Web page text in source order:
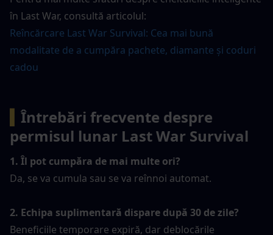
în Last War, consultă articolul:
Reîncărcare Last War Survival: Cea mai bună
modalitate de a cumpăra pachete, diamante și coduri
cadou
Întrebări frecvente despre
permisul lunar Last War Survival
1. Îl pot cumpăra de mai multe ori?
Da, se va cumula sau se va reînnoi automat.
2. Echipa suplimentară dispare după 30 de zile?
Beneficiile temporare expiră, dar deblocările